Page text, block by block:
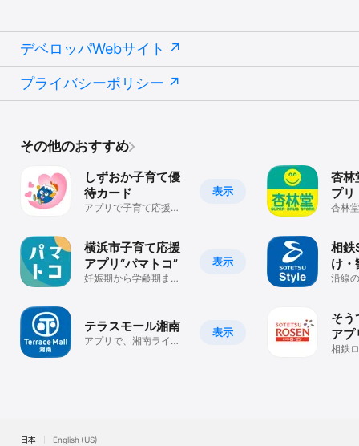
デベロッパWebサイト
プライバシーポリシー
その他のおすすめ
表示
しずおか子育て優
待カード
アプリで子育て応援サ
表示
横浜市子育て応援
アプリ“パマトコ”
妊娠期から学齢期ま
表示
テラスモール湘南
アプリで、湘南ライフ
杏林
プリ
杏林
相
け・
を楽
沿線
そう
アプ
相鉄
日本 English (US)